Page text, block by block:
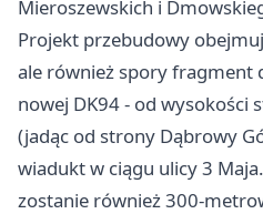
Mieroszewskich i
Projekt przebudowy
ale również spory fragment
nowej DK94 - od wysokości
(jadąc od strony Dąbrowy
wiadukt w ciągu ulicy 3
zostanie również 300-